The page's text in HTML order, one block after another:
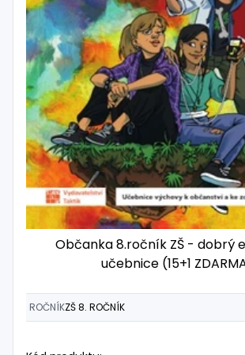
Občanka 8.ročník ZŠ - dobrý
učebnice (15+1
ROČNÍKZŠ 8. ROČNÍK